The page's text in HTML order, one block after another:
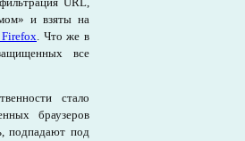
и взяты на
. Что же в
все
стало
браузеров
подпадают под